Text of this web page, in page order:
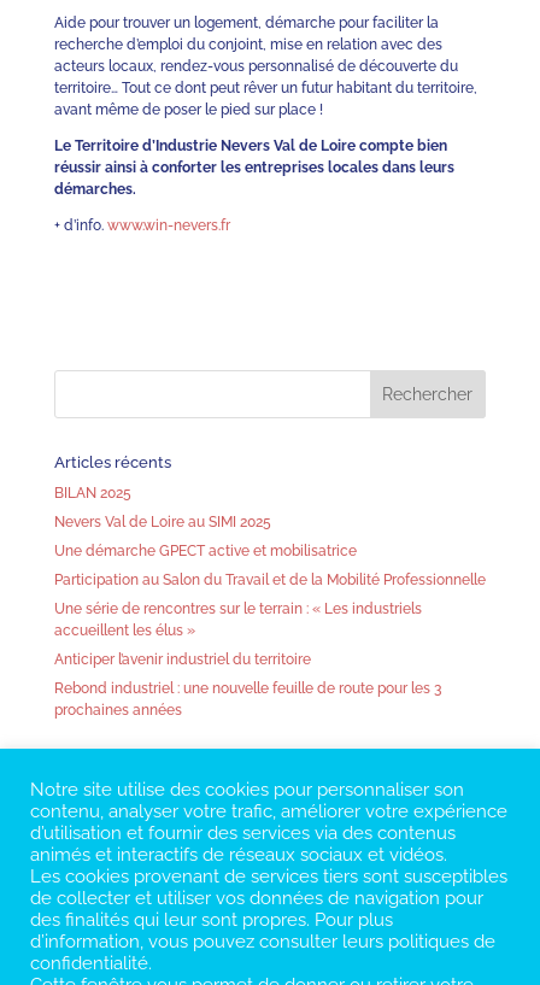
Aide pour trouver un logement, démarche pour faciliter la
recherche d’emploi du conjoint, mise en relation avec des
acteurs locaux, rendez-vous personnalisé de découverte du
territoire… Tout ce dont peut rêver un futur habitant du territoire,
avant même de poser le pied sur place !
Le Territoire d’Industrie Nevers Val de Loire compte bien
réussir ainsi à conforter les entreprises locales dans leurs
démarches.
+ d’info. www.win-nevers.fr
Articles récents
BILAN 2025
Nevers Val de Loire au SIMI 2025
Une démarche GPECT active et mobilisatrice
Participation au Salon du Travail et de la Mobilité Professionnelle
Une série de rencontres sur le terrain : « Les industriels
accueillent les élus »
Anticiper l’avenir industriel du territoire
Rebond industriel : une nouvelle feuille de route pour les 3
prochaines années
Notre site utilise des cookies pour personnaliser son
contenu, analyser votre trafic, améliorer votre expérience
d’utilisation et fournir des services via des contenus
animés et interactifs de réseaux sociaux et vidéos.
Les cookies provenant de services tiers sont susceptibles
de collecter et utiliser vos données de navigation pour
des finalités qui leur sont propres. Pour plus
d’information, vous pouvez consulter leurs politiques de
confidentialité.